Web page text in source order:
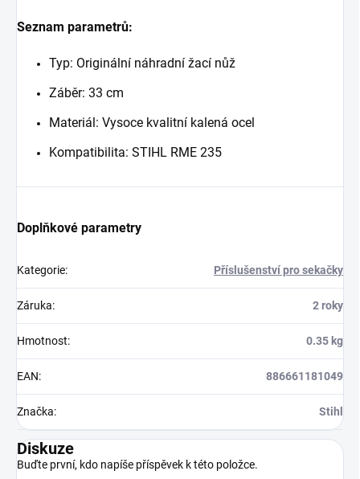
Seznam parametrů:
Typ: Originální náhradní žací nůž
Záběr: 33 cm
Materiál: Vysoce kvalitní kalená ocel
Kompatibilita: STIHL RME 235
Doplňkové parametry
Kategorie: Příslušenství pro sekačky
Záruka: 2 roky
Hmotnost: 0.35 kg
EAN: 886661181049
Značka: Stihl
Diskuze
Buďte první, kdo napíše příspěvek k této položce.